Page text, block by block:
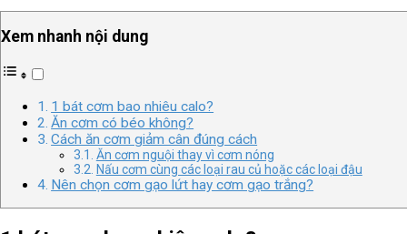
Xem nhanh nội dung
1 bát cơm bao nhiêu calo?
Ăn cơm có béo không?
Cách ăn cơm giảm cân đúng cách
Ăn cơm nguội thay vì cơm nóng
Nấu cơm cùng các loại rau củ hoặc các loại đậu
Nên chọn cơm gạo lứt hay cơm gạo trắng?